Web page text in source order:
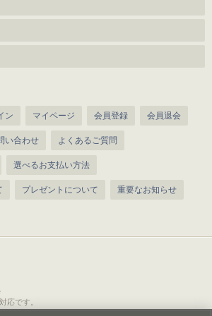
ン マイページ 会員登録 会員退会
い合わせ よくあるご質問
選べるお支払い方法
プレゼントについて 重要なお知らせ
応です。